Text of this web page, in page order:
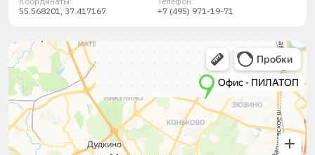
55.568201, 37.417167
+7 (495) 971-19-71